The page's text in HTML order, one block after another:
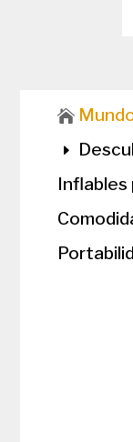

E
Inflables